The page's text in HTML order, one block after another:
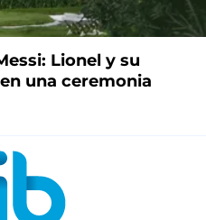
Lionel y su
una ceremonia